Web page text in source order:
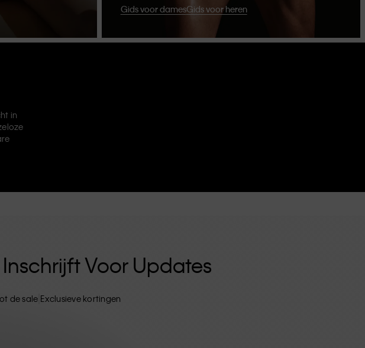
Gids voor damesGids voor heren
in
Voor Updates
de sale Exclusieve kortingen